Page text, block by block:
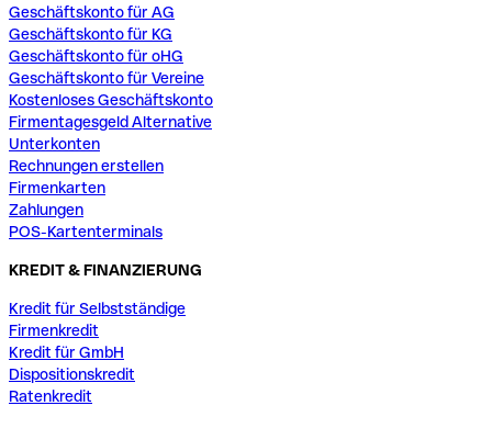
Geschäftskonto für AG
Geschäftskonto für KG
Geschäftskonto für oHG
Geschäftskonto für Vereine
Kostenloses Geschäftskonto
Firmentagesgeld Alternative
Unterkonten
Rechnungen erstellen
Firmenkarten
Zahlungen
POS-Kartenterminals
KREDIT & FINANZIERUNG
Kredit für Selbstständige
Firmenkredit
Kredit für GmbH
Dispositionskredit
Ratenkredit